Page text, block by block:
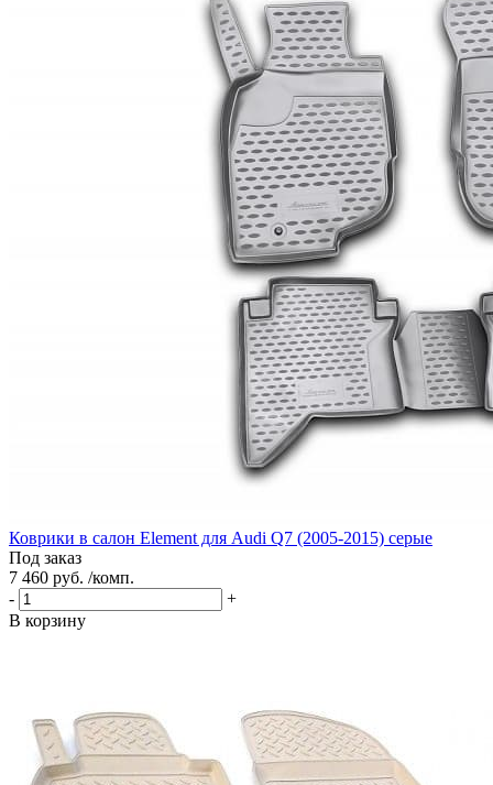
Коврики в салон Element для Audi Q7 (2005-2015) серые
Под заказ
7 460 руб. /комп.
-
+
В корзину